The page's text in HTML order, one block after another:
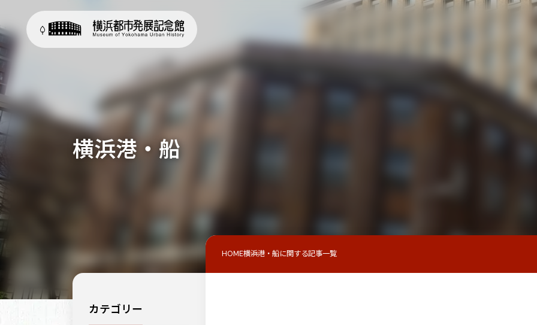
横浜港・船
HOME横浜港・船に関する記事一覧
カテゴリー